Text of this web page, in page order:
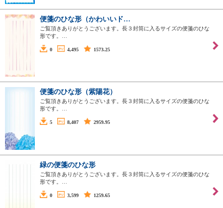
便箋のひな形（かわいいド…
ご覧頂きありがとうございます。長３封筒に入るサイズの便箋のひな
形です。…
0 4,495 1573.25
便箋のひな形（紫陽花）
ご覧頂きありがとうございます。長３封筒に入るサイズの便箋のひな
形です。…
5 8,407 2959.95
緑の便箋のひな形
ご覧頂きありがとうございます。長３封筒に入るサイズの便箋のひな
形です。…
0 3,599 1259.65